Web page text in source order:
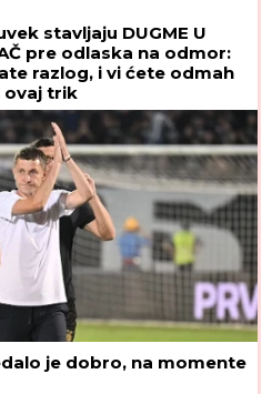
stavljaju DUGME U
pre odlaska na odmor:
razlog, i vi ćete odmah
ovaj trik
je dobro, na momente